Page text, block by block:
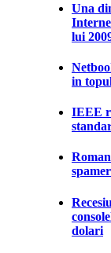
Una
lui
in
IEEE
dolari